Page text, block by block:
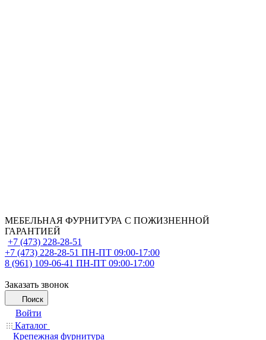
МЕБЕЛЬНАЯ ФУРНИТУРА С ПОЖИЗНЕННОЙ
ГАРАНТИЕЙ
+7 (473) 228-28-51
+7 (473) 228-28-51 ПН-ПТ 09:00-17:00
8 (961) 109-06-41 ПН-ПТ 09:00-17:00
Заказать звонок
Поиск
Войти
Каталог
Крепежная фурнитура